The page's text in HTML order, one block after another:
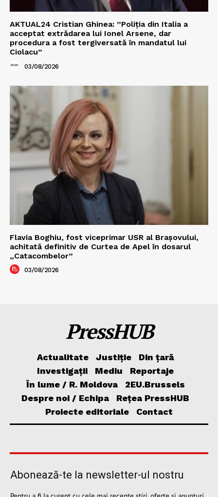
AKTUAL24 Cristian Ghinea: ”Poliția din Italia a
acceptat extrădarea lui Ionel Arsene, dar
procedura a fost tergiversată în mandatul lui
Ciolacu”
03/08/2026
Flavia Boghiu, fost viceprimar USR al Brașovului,
achitată definitiv de Curtea de Apel în dosarul
„Catacombelor”
03/08/2026
PressHUB
Actualitate Justiție
Din țară
Investigații
Mediu
Reportaje
În lume / R. Moldova
2EU.Brussels
Despre noi / Echipa
Rețea PressHUB
Proiecte editoriale
Contact
Abonează-te la newsletter-ul nostru